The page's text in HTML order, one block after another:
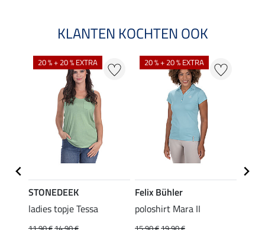
KLANTEN KOCHTEN OOK
20 % + 20 % EXTRA
STONEDEEK
ladies topje Tessa
20 % + 20 % EXTRA
Felix Bühler
poloshirt Mara II